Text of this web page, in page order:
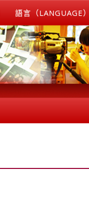
語言（LANGUAGE）